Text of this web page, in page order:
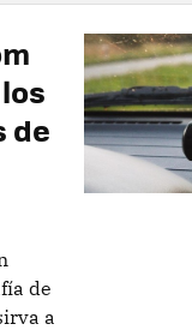
de
de
a